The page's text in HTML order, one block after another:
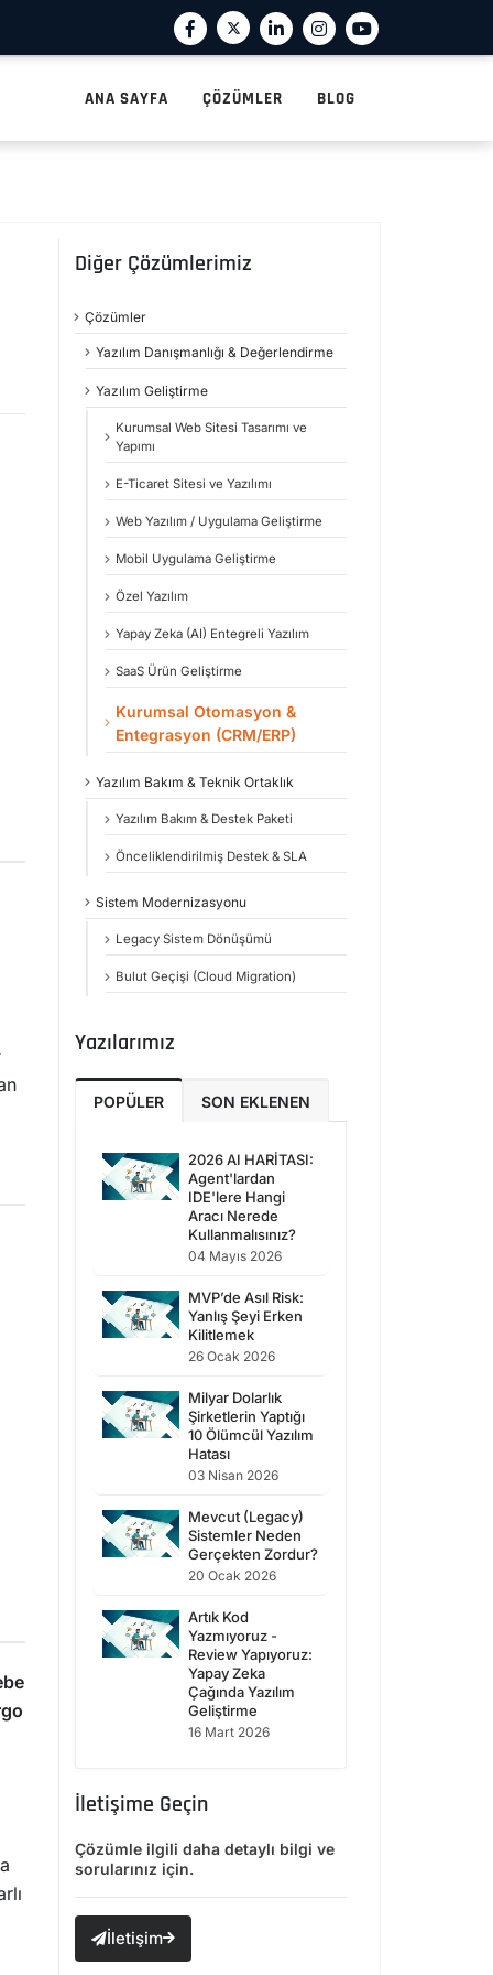
ANA SAYFA ÇÖZÜMLER BLOG
Diğer Çözümlerimiz
Çözümler
Yazılım Danışmanlığı & Değerlendirme
Yazılım Geliştirme
Kurumsal Web Sitesi Tasarımı ve
Yapımı
E-Ticaret Sitesi ve Yazılımı
Web Yazılım / Uygulama Geliştirme
Mobil Uygulama Geliştirme
Özel Yazılım
Yapay Zeka (AI) Entegreli Yazılım
SaaS Ürün Geliştirme
Kurumsal Otomasyon &
Entegrasyon (CRM/ERP)
Yazılım Bakım & Teknik Ortaklık
Yazılım Bakım & Destek Paketi
Önceliklendirilmiş Destek & SLA
Sistem Modernizasyonu
Legacy Sistem Dönüşümü
Bulut Geçişi (Cloud Migration)
Yazılarımız
POPÜLER SON EKLENEN
2026 AI HARİTASI:
Agent'lardan
IDE'lere Hangi
Aracı Nerede
Kullanmalısınız?
04 Mayıs 2026
MVP’de Asıl Risk:
Yanlış Şeyi Erken
Kilitlemek
26 Ocak 2026
Milyar Dolarlık
Şirketlerin Yaptığı
10 Ölümcül Yazılım
Hatası
03 Nisan 2026
Mevcut (Legacy)
Sistemler Neden
Gerçekten Zordur?
20 Ocak 2026
Artık Kod
Yazmıyoruz -
Review Yapıyoruz:
Yapay Zeka
Çağında Yazılım
Geliştirme
16 Mart 2026
İletişime Geçin
Çözümle ilgili daha detaylı bilgi ve
sorularınız için.
İletişim